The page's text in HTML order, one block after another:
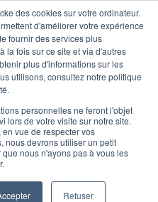
des cookies sur votre ordinateur.
d'améliorer votre expérience
fournir des services plus
la fois sur ce site et via d'autres
plus d'informations sur les
utilisons, consultez notre politique
personnelles ne feront l'objet
lors de votre visite sur notre site.
vue de respecter vos
nous devrons utiliser un petit
nous n'ayons pas à vous les
Refuser
des
en Europe : Le
suivre en 2023